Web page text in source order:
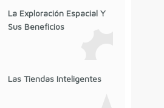
La Exploración Espacial Y
Sus Beneficios
Las Tiendas Inteligentes